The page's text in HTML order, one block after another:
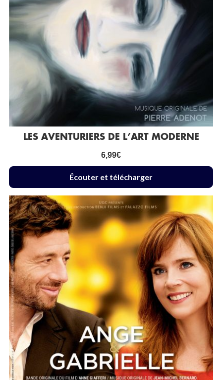
LES AVENTURIERS DE L’ART MODERNE
6,99€
Écouter et télécharger